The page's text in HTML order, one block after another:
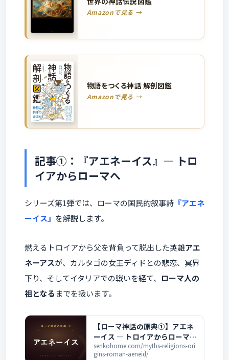
Amazonで見る →
物語をつくる神話 解剖図鑑
Amazonで見る →
記事①：『アエネーイス』― トロ
イアからローマへ
シリーズ第1弾では、ローマの国民的叙事詩 『アエネ
ーイス』 を解説します。
燃えるトロイアから父を背負って脱出した英雄アエ
ネーアスが、カルタゴの女王ディドとの悲恋、冥界
下り、そしてイタリアでの戦いを経て、 ローマ人の
祖となる までを扱います。
【ローマ神話の原典①】アエネ
ーイス ― トロイアからローマ
へ、英雄アエネーアスを解説
senkohome.com/myths-religions-ori
gins-roman-aeneid/